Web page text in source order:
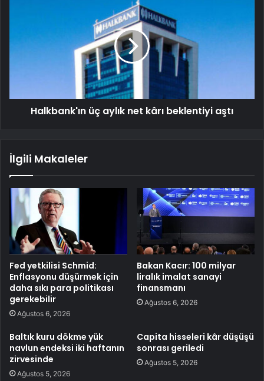
Halkbank'ın üç aylık net kârı beklentiyi aştı
İlgili Makaleler
Fed yetkilisi Schmid:
Enflasyonu düşürmek için
daha sıkı para politikası
gerekebilir
Ağustos 6, 2026
Bakan Kacır: 100 milyar
liralık imalat sanayi
finansmanı
Ağustos 6, 2026
Baltık kuru dökme yük
navlun endeksi iki haftanın
zirvesinde
Ağustos 5, 2026
Capita hisseleri kâr düşüşü
sonrası geriledi
Ağustos 5, 2026